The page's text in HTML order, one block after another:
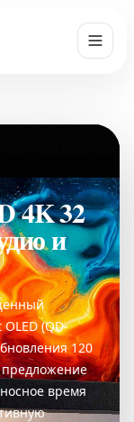
4K 32
и
(QD-
120
время